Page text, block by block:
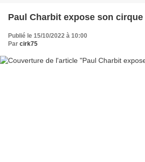
Paul Charbit expose son
Publié le 15/10/2022 à 10:00
Par cirk75